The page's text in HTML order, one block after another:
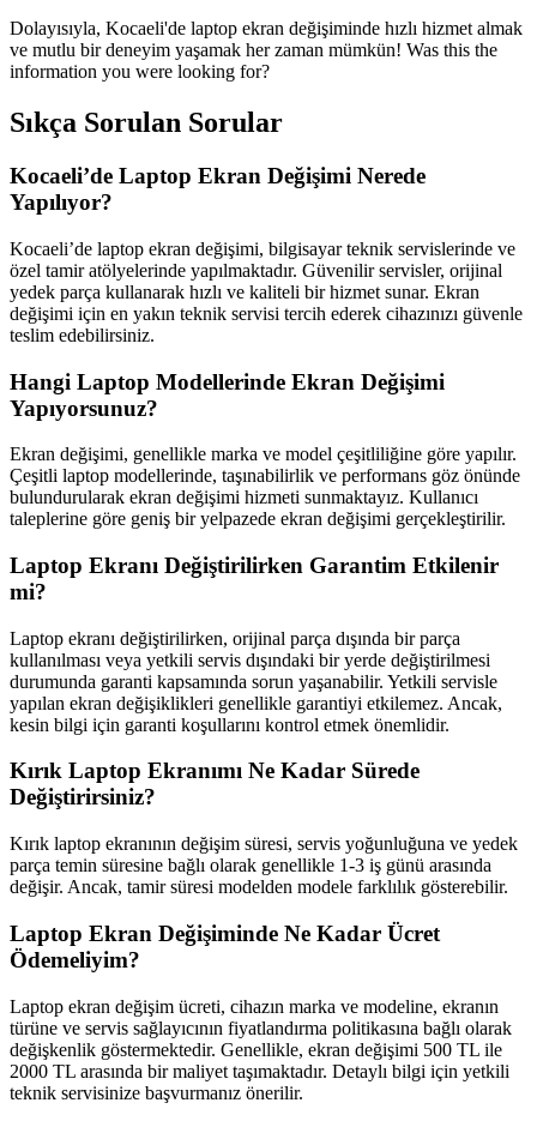
Dolayısıyla, Kocaeli'de laptop ekran değişiminde hızlı hizmet almak
ve mutlu bir deneyim yaşamak her zaman mümkün! Was this the
information you were looking for?
Sıkça Sorulan Sorular
Kocaeli’de Laptop Ekran Değişimi Nerede
Yapılıyor?
Kocaeli’de laptop ekran değişimi, bilgisayar teknik servislerinde ve
özel tamir atölyelerinde yapılmaktadır. Güvenilir servisler, orijinal
yedek parça kullanarak hızlı ve kaliteli bir hizmet sunar. Ekran
değişimi için en yakın teknik servisi tercih ederek cihazınızı güvenle
teslim edebilirsiniz.
Hangi Laptop Modellerinde Ekran Değişimi
Yapıyorsunuz?
Ekran değişimi, genellikle marka ve model çeşitliliğine göre yapılır.
Çeşitli laptop modellerinde, taşınabilirlik ve performans göz önünde
bulundurularak ekran değişimi hizmeti sunmaktayız. Kullanıcı
taleplerine göre geniş bir yelpazede ekran değişimi gerçekleştirilir.
Laptop Ekranı Değiştirilirken Garantim Etkilenir
mi?
Laptop ekranı değiştirilirken, orijinal parça dışında bir parça
kullanılması veya yetkili servis dışındaki bir yerde değiştirilmesi
durumunda garanti kapsamında sorun yaşanabilir. Yetkili servisle
yapılan ekran değişiklikleri genellikle garantiyi etkilemez. Ancak,
kesin bilgi için garanti koşullarını kontrol etmek önemlidir.
Kırık Laptop Ekranımı Ne Kadar Sürede
Değiştirirsiniz?
Kırık laptop ekranının değişim süresi, servis yoğunluğuna ve yedek
parça temin süresine bağlı olarak genellikle 1-3 iş günü arasında
değişir. Ancak, tamir süresi modelden modele farklılık gösterebilir.
Laptop Ekran Değişiminde Ne Kadar Ücret
Ödemeliyim?
Laptop ekran değişim ücreti, cihazın marka ve modeline, ekranın
türüne ve servis sağlayıcının fiyatlandırma politikasına bağlı olarak
değişkenlik göstermektedir. Genellikle, ekran değişimi 500 TL ile
2000 TL arasında bir maliyet taşımaktadır. Detaylı bilgi için yetkili
teknik servisinize başvurmanız önerilir.